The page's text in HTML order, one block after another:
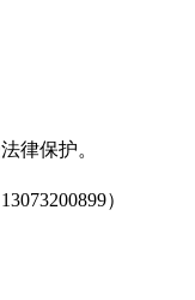
律保护。
）